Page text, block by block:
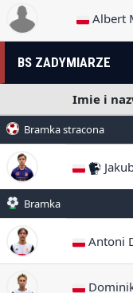
Albert
BS ZADYMIARZE
Imie i
Bramka stracona
Bramka
Antoni